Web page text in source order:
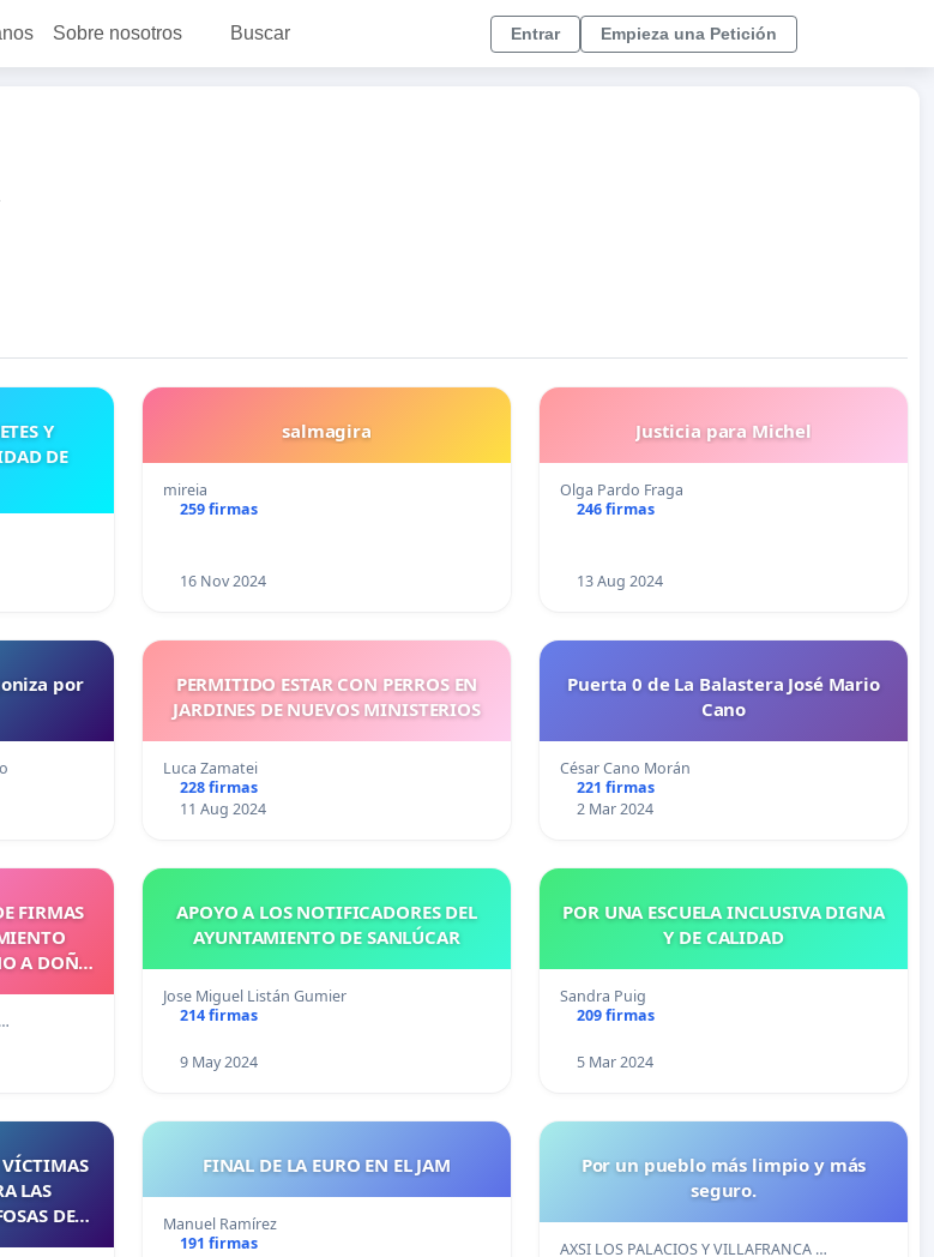
Sobre nosotros Buscar Entrar Empieza una Petición
Y
DE
salmagira
mireia
259 firmas
16 Nov 2024
Justicia para Michel
Olga Pardo Fraga
246 firmas
13 Aug 2024
por
PERMITIDO ESTAR CON PERROS EN
JARDINES DE NUEVOS MINISTERIOS
Luca Zamatei
228 firmas
11 Aug 2024
Puerta 0 de La Balastera José Mario
Cano
César Cano Morán
221 firmas
2 Mar 2024
FIRMAS
A DOÑA
APOYO A LOS NOTIFICADORES DEL
AYUNTAMIENTO DE SANLÚCAR
Jose Miguel Listán Gumier
214 firmas
9 May 2024
POR UNA ESCUELA INCLUSIVA DIGNA
Y DE CALIDAD
Sandra Puig
209 firmas
5 Mar 2024
LAS
DE
FINAL DE LA EURO EN EL JAM
Manuel Ramírez
191 firmas
Por un pueblo más limpio y más
seguro.
AXSI LOS PALACIOS Y VILLAFRANCA …